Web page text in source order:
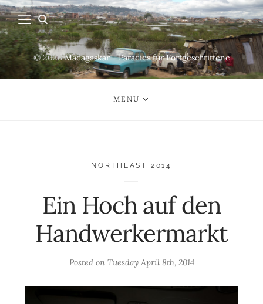
© 2026Madagaskar - Paradies für Fortgeschrittene
MENU
NORTHEAST 2014
Ein Hoch auf den
Handwerkermarkt
Posted on Tuesday April 8th, 2014